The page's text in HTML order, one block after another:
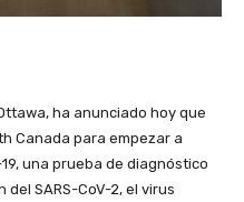
ha anunciado hoy que
Canada para empezar a
una prueba de diagnóstico
SARS-CoV-2, el virus